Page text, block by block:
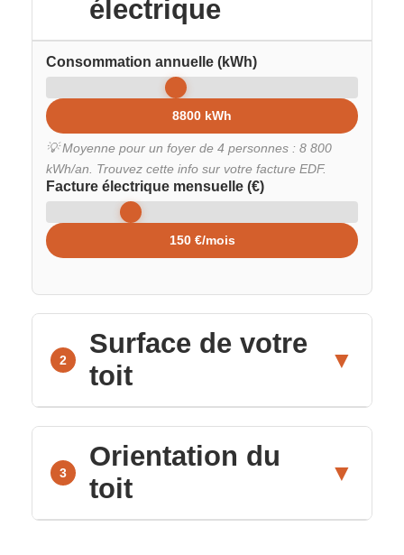
électrique
Consommation annuelle (kWh)
8800 kWh
💡 Moyenne pour un foyer de 4 personnes : 8 800
kWh/an. Trouvez cette info sur votre facture EDF.
Facture électrique mensuelle (€)
150 €/mois
2
Surface de votre
toit
▼
3
Orientation du
toit
▼